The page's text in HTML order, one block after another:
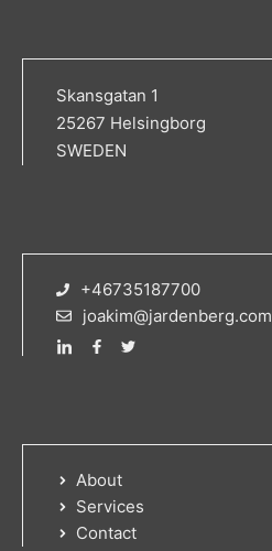
Skansgatan 1
25267 Helsingborg
SWEDEN
+46735187700
joakim@jardenberg.com
About
Services
Contact